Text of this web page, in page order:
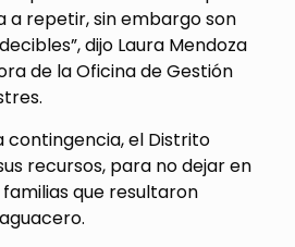
a repetir, sin embargo son
dijo Laura Mendoza
de la Oficina de Gestión
contingencia, el Distrito
recursos, para no dejar en
que resultaron